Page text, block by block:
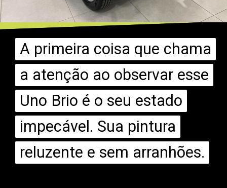
A primeira coisa que chama
a atenção ao observar esse
Uno Brio é o seu estado
impecável. Sua pintura
reluzente e sem arranhões.
A primeira coisa que chama
a atenção ao observar esse
Uno Brio é o seu estado
impecável. Sua pintura
reluzente e sem arranhões.